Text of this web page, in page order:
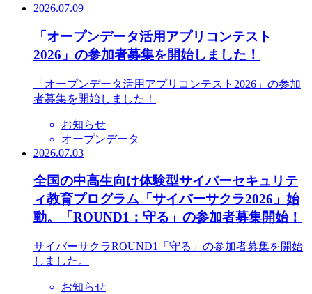
2026.07.09
「オープンデータ活用アプリコンテスト
2026」の参加者募集を開始しました！
「オープンデータ活用アプリコンテスト2026」の参加
者募集を開始しました！
お知らせ
オープンデータ
2026.07.03
全国の中高生向け体験型サイバーセキュリテ
ィ教育プログラム「サイバーサクラ2026」始
動。「ROUND1：守る」の参加者募集開始！
サイバーサクラROUND1「守る」の参加者募集を開始
しました。
お知らせ